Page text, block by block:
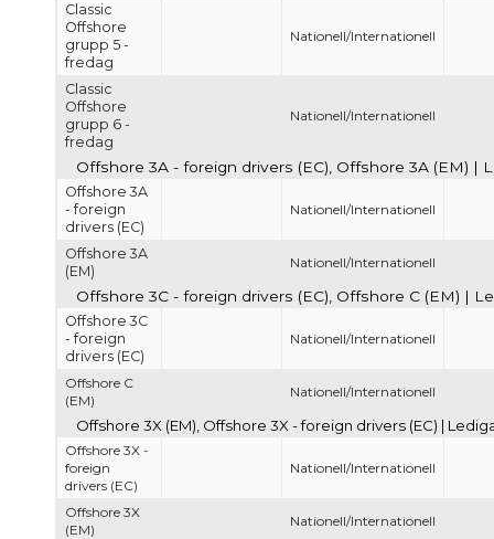
Classic
Offshore
grupp 5 -
fredag
Nationell/Internationell
Classic
Offshore
grupp 6 -
fredag
Nationell/Internationell
Offshore 3A - foreign drivers (EC), Offshore 3A (EM) |
Offshore 3A
- foreign
drivers (EC)
Nationell/Internationell
Offshore 3A
(EM)
Nationell/Internationell
Offshore 3C - foreign drivers (EC), Offshore C (EM) |
Offshore 3C
- foreign
drivers (EC)
Nationell/Internationell
Offshore C
(EM)
Nationell/Internationell
Offshore 3X (EM), Offshore 3X - foreign drivers (EC) |
Offshore 3X -
foreign
drivers (EC)
Nationell/Internationell
Offshore 3X
(EM)
Nationell/Internationell